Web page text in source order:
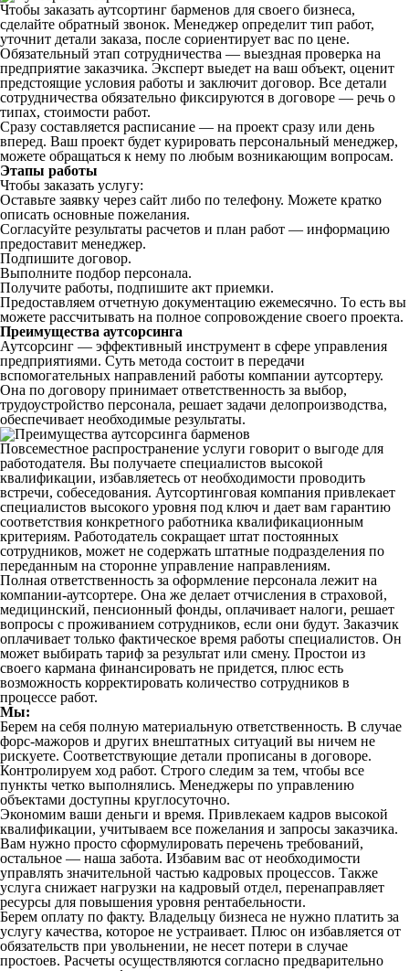
Чтобы заказать аутсортинг барменов для своего бизнеса,
сделайте обратный звонок. Менеджер определит тип работ,
уточнит детали заказа, после сориентирует вас по цене.
Обязательный этап сотрудничества — выездная проверка на
предприятие заказчика. Эксперт выедет на ваш объект, оценит
предстоящие условия работы и заключит договор. Все детали
сотрудничества обязательно фиксируются в договоре — речь о
типах, стоимости работ.
Сразу составляется расписание — на проект сразу или день
вперед. Ваш проект будет курировать персональный менеджер,
можете обращаться к нему по любым возникающим вопросам.
Этапы работы
Чтобы заказать услугу:
Оставьте заявку через сайт либо по телефону. Можете кратко
описать основные пожелания.
Согласуйте результаты расчетов и план работ — информацию
предоставит менеджер.
Подпишите договор.
Выполните подбор персонала.
Получите работы, подпишите акт приемки.
Предоставляем отчетную документацию ежемесячно. То есть вы
можете рассчитывать на полное сопровождение своего проекта.
Преимущества аутсорсинга
Аутсорсинг — эффективный инструмент в сфере управления
предприятиями. Суть метода состоит в передачи
вспомогательных направлений работы компании аутсортеру.
Она по договору принимает ответственность за выбор,
трудоустройство персонала, решает задачи делопроизводства,
обеспечивает необходимые результаты.
Повсеместное распространение услуги говорит о выгоде для
работодателя. Вы получаете специалистов высокой
квалификации, избавляетесь от необходимости проводить
встречи, собеседования. Аутсортинговая компания привлекает
специалистов высокого уровня под ключ и дает вам гарантию
соответствия конкретного работника квалификационным
критериям. Работодатель сокращает штат постоянных
сотрудников, может не содержать штатные подразделения по
переданным на сторонне управление направлениям.
Полная ответственность за оформление персонала лежит на
компании-аутсортере. Она же делает отчисления в страховой,
медицинский, пенсионный фонды, оплачивает налоги, решает
вопросы с проживанием сотрудников, если они будут. Заказчик
оплачивает только фактическое время работы специалистов. Он
может выбирать тариф за результат или смену. Простои из
своего кармана финансировать не придется, плюс есть
возможность корректировать количество сотрудников в
процессе работ.
Мы:
Берем на себя полную материальную ответственность. В случае
форс-мажоров и других внештатных ситуаций вы ничем не
рискуете. Соответствующие детали прописаны в договоре.
Контролируем ход работ. Строго следим за тем, чтобы все
пункты четко выполнялись. Менеджеры по управлению
объектами доступны круглосуточно.
Экономим ваши деньги и время. Привлекаем кадров высокой
квалификации, учитываем все пожелания и запросы заказчика.
Вам нужно просто сформулировать перечень требований,
остальное — наша забота. Избавим вас от необходимости
управлять значительной частью кадровых процессов. Также
услуга снижает нагрузки на кадровый отдел, перенаправляет
ресурсы для повышения уровня рентабельности.
Берем оплату по факту. Владельцу бизнеса не нужно платить за
услугу качества, которое не устраивает. Плюс он избавляется от
обязательств при увольнении, не несет потери в случае
простоев. Расчеты осуществляются согласно предварительно